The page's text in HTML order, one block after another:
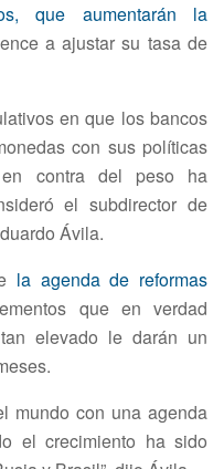
que aumentarán la
a ajustar su tasa de
en que los bancos
con sus políticas
en contra del peso ha
el subdirector de
Ávila.
la agenda de reformas
que en verdad
elevado le darán un
mundo con una agenda
el crecimiento ha sido